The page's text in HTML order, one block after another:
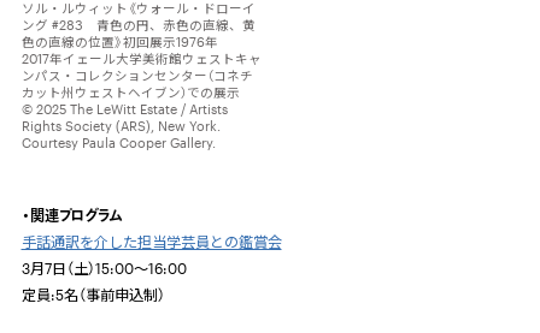
ソル・ルウィット《ウォール・ドローイ
ング #283 青色の円、赤色の直線、黄
色の直線の位置》初回展示1976年
2017年イェール大学美術館ウェストキャ
ンパス・コレクションセンター（コネチ
カット州ウェストヘイブン）での展示
© 2025 The LeWitt Estate / Artists
Rights Society (ARS), New York.
Courtesy Paula Cooper Gallery.
・関連プログラム
手話通訳を介した担当学芸員との鑑賞会
3月7日（土）15:00～16:00
定員:5名（事前申込制）